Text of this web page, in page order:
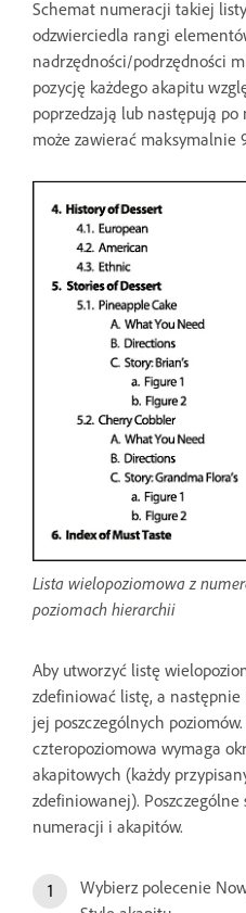
Schemat numeracji takiej
odzwierciedla rangi
nadrzędności/podrzędności
pozycję każdego akapitu
poprzedzają lub następują
może zawierać maksymalnie
Lista wielopoziomowa z
poziomach hierarchii
Aby utworzyć listę
zdefiniować listę, a
jej poszczególnych
czteropoziomowa wymaga
akapitowych (każdy
zdefiniowanej).
numeracji i akapitów.
Wybierz polecenie